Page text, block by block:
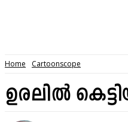
Home Cartoonscope
ഉരലിൽ